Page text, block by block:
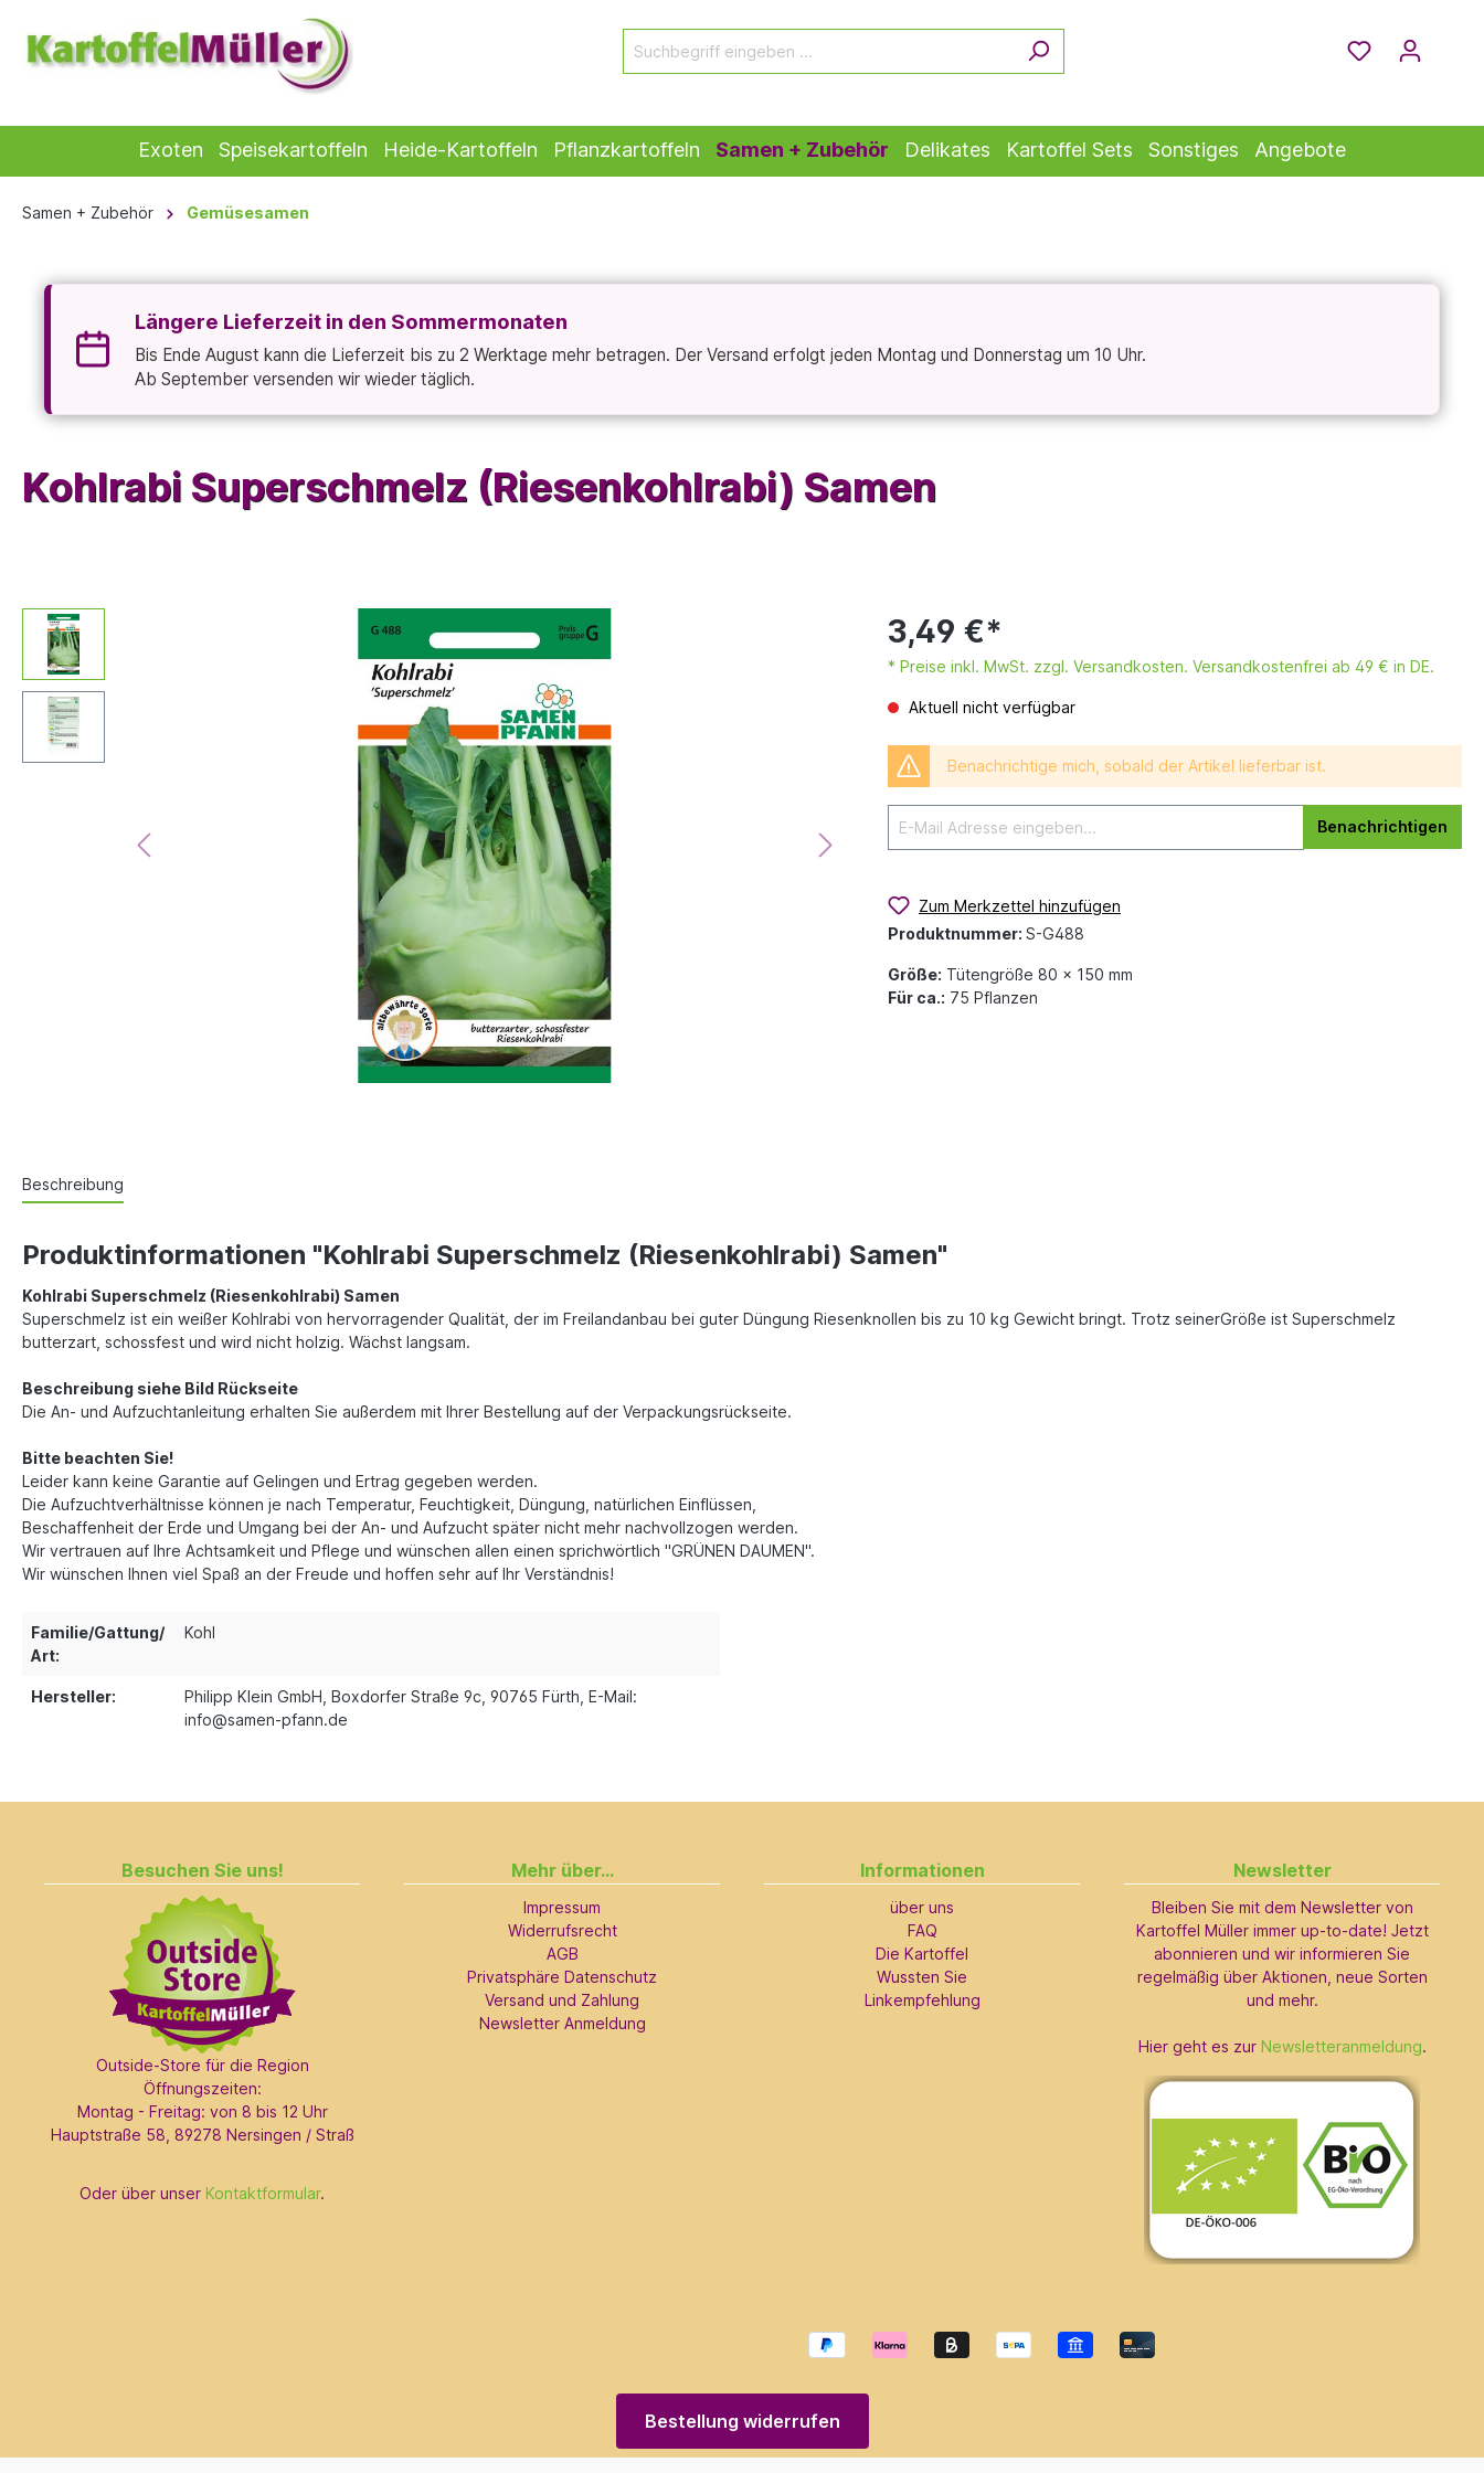
Exoten Speisekartoffeln Heide-Kartoffeln Pflanzkartoffeln Samen + Zubehör Delikates Kartoffel Sets Sonstiges Angebote
Samen + Zubehör Gemüsesamen
Längere Lieferzeit in den Sommermonaten
Bis Ende August kann die Lieferzeit bis zu 2 Werktage mehr betragen. Der Versand erfolgt jeden Montag und Donnerstag um 10 Uhr.
Ab September versenden wir wieder täglich.
Kohlrabi Superschmelz (Riesenkohlrabi) Samen
3,49 €*
* Preise inkl. MwSt. zzgl. Versandkosten. Versandkostenfrei ab 49 € in DE.
Aktuell nicht verfügbar
Benachrichtige mich, sobald der Artikel lieferbar ist.
Benachrichtigen
Zum Merkzettel hinzufügen
Produktnummer: S-G488
Größe: Tütengröße 80 x 150 mm
Für ca.: 75 Pflanzen
Beschreibung
Produktinformationen "Kohlrabi Superschmelz (Riesenkohlrabi) Samen"
Kohlrabi Superschmelz (Riesenkohlrabi) Samen
Superschmelz ist ein weißer Kohlrabi von hervorragender Qualität, der im Freilandanbau bei guter Düngung Riesenknollen bis zu 10 kg Gewicht bringt. Trotz seinerGröße ist Superschmelz
butterzart, schossfest und wird nicht holzig. Wächst langsam.
Beschreibung siehe Bild Rückseite
Die An- und Aufzuchtanleitung erhalten Sie außerdem mit Ihrer Bestellung auf der Verpackungsrückseite.
Bitte beachten Sie!
Leider kann keine Garantie auf Gelingen und Ertrag gegeben werden.
Die Aufzuchtverhältnisse können je nach Temperatur, Feuchtigkeit, Düngung, natürlichen Einflüssen,
Beschaffenheit der Erde und Umgang bei der An- und Aufzucht später nicht mehr nachvollzogen werden.
Wir vertrauen auf Ihre Achtsamkeit und Pflege und wünschen allen einen sprichwörtlich "GRÜNEN DAUMEN".
Wir wünschen Ihnen viel Spaß an der Freude und hoffen sehr auf Ihr Verständnis!
Familie/Gattung/
Art:
Kohl
Hersteller:
Philipp Klein GmbH, Boxdorfer Straße 9c, 90765 Fürth, E-Mail:
info@samen-pfann.de
Mehr über...
Impressum
Widerrufsrecht
AGB
Privatsphäre Datenschutz
Versand und Zahlung
Newsletter Anmeldung
Informationen
über uns
FAQ
Die Kartoffel
Wussten Sie
Linkempfehlung
Besuchen Sie uns!
Outside-Store für die Region
Öffnungszeiten:
Montag - Freitag: von 8 bis 12 Uhr
Hauptstraße 58, 89278 Nersingen / Straß
Oder über unser Kontaktformular.
Newsletter
Bleiben Sie mit dem Newsletter von
Kartoffel Müller immer up-to-date! Jetzt
abonnieren und wir informieren Sie
regelmäßig über Aktionen, neue Sorten
und mehr.
Hier geht es zur Newsletteranmeldung.
Bestellung widerrufen